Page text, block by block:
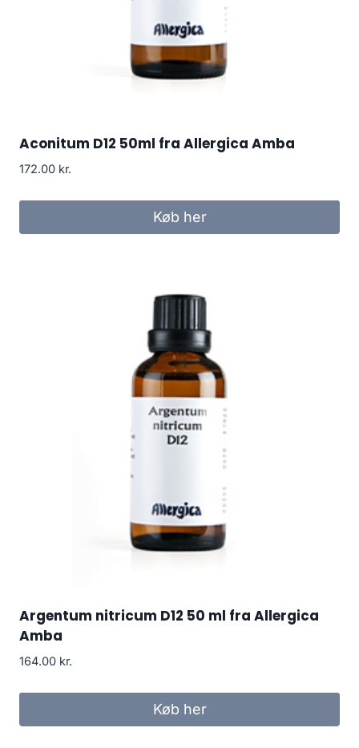
Aconitum D12 50ml fra Allergica Amba
172.00 kr.
Køb her
Argentum nitricum D12 50 ml fra Allergica
Amba
164.00 kr.
Køb her